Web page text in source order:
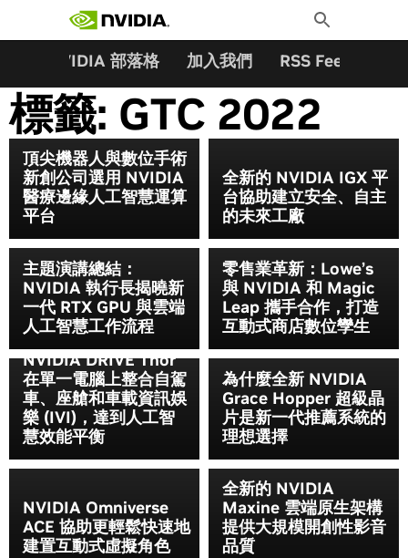
Toggle
Search
NVIDIA 部落格 加入我們 RSS Feeds
標籤: GTC 2022
頂尖機器人與數位手術
新創公司選用 NVIDIA
醫療邊緣人工智慧運算
平台
全新的 NVIDIA IGX 平
台協助建立安全、自主
的未來工廠
主題演講總結：
NVIDIA 執行長揭曉新
一代 RTX GPU 與雲端
人工智慧工作流程
零售業革新：Lowe’s
與 NVIDIA 和 Magic
Leap 攜手合作，打造
互動式商店數位孿生
NVIDIA DRIVE Thor
在單一電腦上整合自駕
車、座艙和車載資訊娛
樂 (IVI)，達到人工智
慧效能平衡
為什麼全新 NVIDIA
Grace Hopper 超級晶
片是新一代推薦系統的
理想選擇
NVIDIA Omniverse
ACE 協助更輕鬆快速地
建置互動式虛擬角色
全新的 NVIDIA
Maxine 雲端原生架構
提供大規模開創性影音
品質